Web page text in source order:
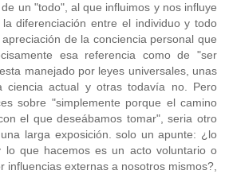
un "todo", al que influimos y nos influye
la diferenciación entre el individuo y todo
de la conciencia personal que
esa referencia como de "ser
manejado por leyes universales, unas
ciencia actual y otras todavía no. Pero
sobre "simplemente porque el camino
el que deseábamos tomar", seria otro
larga exposición. solo un apunte: ¿lo
lo que hacemos es un acto voluntario o
influencias externas a nosotros mismos?,